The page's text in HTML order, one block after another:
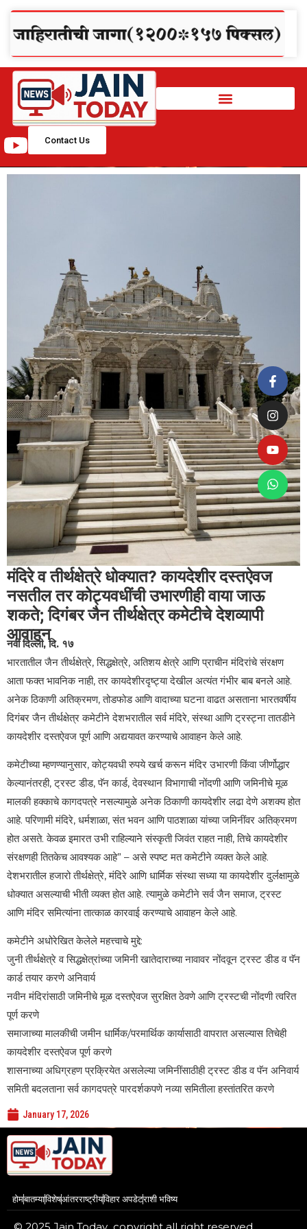
Contact Us
मंदिरे व तीर्थक्षेत्रे धोक्यात? कायदेशीर दस्तऐवज
नसतील तर कोट्यवधींची उभारणीही वाया जाऊ
शकते; दिगंबर जैन तीर्थक्षेत्र कमेटीचे देशव्यापी
आवाहन
नवी दिल्ली, दि. १७
भारतातील जैन तीर्थक्षेत्रे, सिद्धक्षेत्रे, अतिशय क्षेत्रे आणि प्राचीन मंदिरांचे संरक्षण
आता फक्त भावनिक नाही, तर कायदेशीरदृष्ट्या देखील अत्यंत गंभीर बाब बनले आहे.
अनेक ठिकाणी अतिक्रमण, तोडफोड आणि वादाच्या घटना वाढत असताना भारतवर्षीय
दिगंबर जैन तीर्थक्षेत्र कमेटीने देशभरातील सर्व मंदिरे, संस्था आणि ट्रस्ट्ना तातडीने
कायदेशीर दस्तऐवज पूर्ण आणि अद्ययावत करण्याचे आवाहन केले आहे.
कमेटीच्या म्हणण्यानुसार, कोट्यवधी रुपये खर्च करून मंदिर उभारणी किंवा जीर्णोद्धार
केल्यानंतरही, ट्रस्ट डीड, पॅन कार्ड, देवस्थान विभागाची नोंदणी आणि जमिनीचे मूळ
मालकी हक्काचे कागदपत्रे नसल्यामुळे अनेक ठिकाणी कायदेशीर लढा देणे अशक्य होत
आहे. परिणामी मंदिरे, धर्मशाळा, संत भवन आणि पाठशाळा यांच्या जमिनींवर अतिक्रमण
होत असते. केवळ इमारत उभी राहिल्याने संस्कृती जिवंत राहत नाही, तिचे कायदेशीर
संरक्षणही तितकेच आवश्यक आहे” – असे स्पष्ट मत कमेटीने व्यक्त केले आहे.
देशभरातील हजारो तीर्थक्षेत्रे, मंदिरे आणि धार्मिक संस्था सध्या या कायदेशीर दुर्लक्षामुळे
धोक्यात असल्याची भीती व्यक्त होत आहे. त्यामुळे कमेटीने सर्व जैन समाज, ट्रस्ट
आणि मंदिर समित्यांना तात्काळ कारवाई करण्याचे आवाहन केले आहे.
कमेटीने अधोरेखित केलेले महत्त्वाचे मुद्दे:
जुनी तीर्थक्षेत्रे व सिद्धक्षेत्रांच्या जमिनी खातेदाराच्या नावावर नोंदवून ट्रस्ट डीड व पॅन
कार्ड तयार करणे अनिवार्य
नवीन मंदिरांसाठी जमिनीचे मूळ दस्तऐवज सुरक्षित ठेवणे आणि ट्रस्टची नोंदणी त्वरित
पूर्ण करणे
समाजाच्या मालकीची जमीन धार्मिक/परमार्थिक कार्यासाठी वापरात असल्यास तिचेही
कायदेशीर दस्तऐवज पूर्ण करणे
शासनाच्या अधिग्रहण प्रक्रियेत असलेल्या जमिनींसाठीही ट्रस्ट डीड व पॅन अनिवार्य
समिती बदलताना सर्व कागदपत्रे पारदर्शकपणे नव्या समितीला हस्तांतरित करणे
January 17, 2026
होमबातम्याविशेषआंतरराष्ट्रीयविहार अपडेटराशी भविष्य